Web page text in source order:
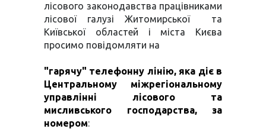
лісового законодавства працівниками
лісової галузі Житомирської та
Київської областей і міста Києва
просимо повідомляти на
"гарячу" телефонну лінію, яка діє в
Центральному міжрегіональному
управлінні лісового та
мисливського господарства, за
номером: